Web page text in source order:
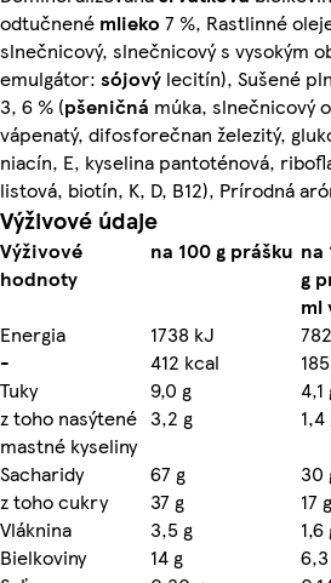
odtučnené mlieko 7 %, Rastlinné
slnečnicový, slnečnicový s vysokým
emulgátor: sójový lecitín), Sušené
3, 6 % (pšeničná múka, slnečnicový
vápenatý, difosforečnan železitý,
niacín, E, kyselina pantoténová,
listová, biotín, K, D, B12), Prírodná
Výživové údaje
Výživové
hodnoty
na 100 g prášku na
g
ml
Energia 1738 kJ
-
412 kcal
Tuky
9,0 g
4,1
z toho nasýtené
mastné kyseliny
3,2 g
1,4
Sacharidy
67 g
30
z toho cukry
37 g
17 g
Vláknina
3,5 g
1,6
Bielkoviny
14 g